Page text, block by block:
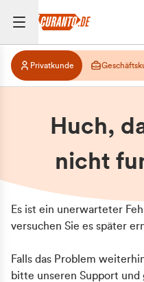
Privatkunde
Huch,
nicht
Es ist ein unerwarteter
versuchen Sie es später
Falls das Problem
bitte unseren Support und